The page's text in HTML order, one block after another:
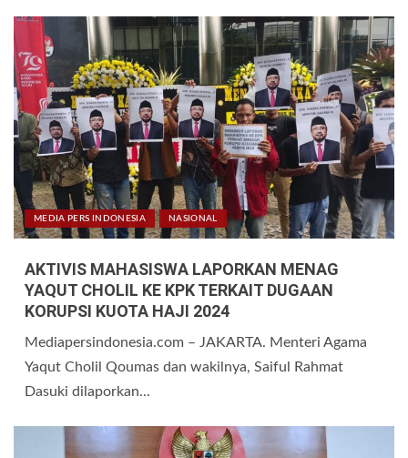
MEDIA PERS INDONESIA NASIONAL
AKTIVIS MAHASISWA LAPORKAN MENAG
YAQUT CHOLIL KE KPK TERKAIT DUGAAN
KORUPSI KUOTA HAJI 2024
Mediapersindonesia.com – JAKARTA. Menteri Agama
Yaqut Cholil Qoumas dan wakilnya, Saiful Rahmat
Dasuki dilaporkan...